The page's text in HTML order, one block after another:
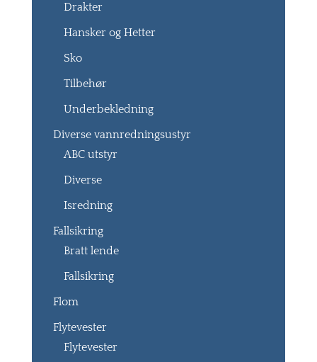
Drakter
Hansker og Hetter
Sko
Tilbehør
Underbekledning
Diverse vannredningsustyr
ABC utstyr
Diverse
Isredning
Fallsikring
Bratt lende
Fallsikring
Flom
Flytevester
Flytevester